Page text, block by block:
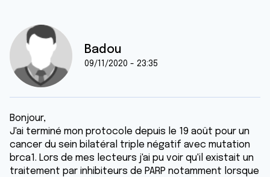
Badou
09/11/2020 - 23:35
Bonjour,
J'ai terminé mon protocole depuis le 19 août pour un
cancer du sein bilatéral triple négatif avec mutation
brca1. Lors de mes lecteurs j'ai pu voir qu'il existait un
traitement par inhibiteurs de PARP notamment lorsque